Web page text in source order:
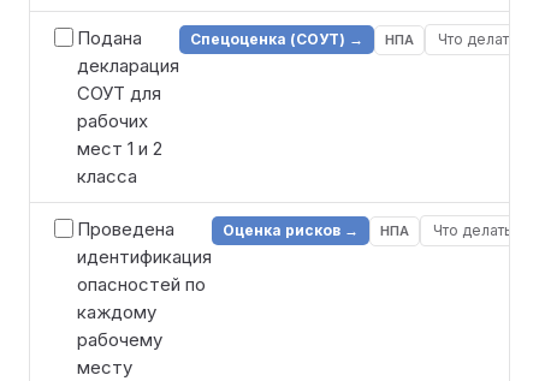
Подана
декларация
СОУТ для
рабочих
мест 1 и 2
класса
Спецоценка (СОУТ) → НПА Что делать
Проведена
идентификация
опасностей по
каждому
рабочему
месту
Оценка рисков → НПА Что делать